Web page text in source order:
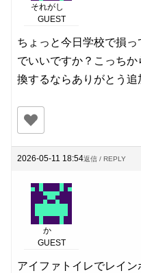
それがし
GUEST
ちょっと今日学校で損
でいいですか？こっち
換するならありがとう追
2026-05-11 18:54返信 / REPLY
か
GUEST
アイファトイレでレイ